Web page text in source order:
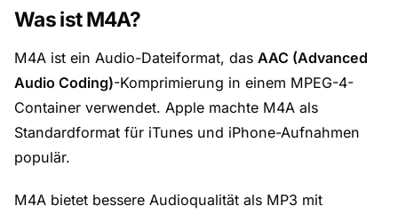
Was ist M4A?
M4A ist ein Audio-Dateiformat, das AAC (Advanced
Audio Coding)-Komprimierung in einem MPEG-4-
Container verwendet. Apple machte M4A als
Standardformat für iTunes und iPhone-Aufnahmen
populär.
M4A bietet bessere Audioqualität als MP3 mit